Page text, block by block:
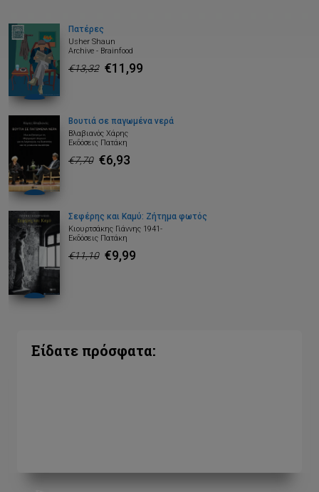
Πατέρες
Usher Shaun
Archive - Brainfood
€13,32 €11,99
Βουτιά σε παγωμένα νερά
Βλαβιανός Χάρης
Εκδόσεις Πατάκη
€7,70 €6,93
Σεφέρης και Καμύ: Ζήτημα φωτός
Κιουρτσάκης Γιάννης 1941-
Εκδόσεις Πατάκη
€11,10 €9,99
Είδατε πρόσφατα: